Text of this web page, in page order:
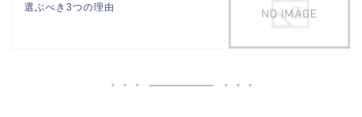
選ぶべき3つの理由